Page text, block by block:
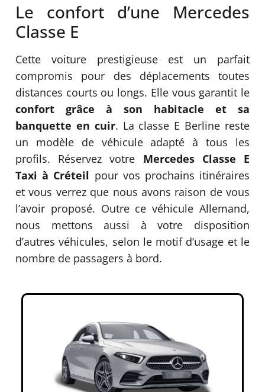
Le confort d’une Mercedes
Classe E
Cette voiture prestigieuse est un parfait
compromis pour des déplacements toutes
distances courts ou longs. Elle vous garantit le
confort grâce à son habitacle et sa
banquette en cuir. La classe E Berline reste
un modèle de véhicule adapté à tous les
profils. Réservez votre Mercedes Classe E
Taxi à Créteil pour vos prochains itinéraires
et vous verrez que nous avons raison de vous
l’avoir proposé. Outre ce véhicule Allemand,
nous mettons aussi à votre disposition
d’autres véhicules, selon le motif d’usage et le
nombre de passagers à bord.